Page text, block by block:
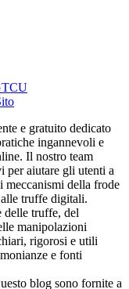
e gratuito dedicato
ingannevoli e
Il nostro team
per aiutare gli utenti a
meccanismi della frode
truffe digitali.
delle truffe, del
manipolazioni
rigorosi e utili
e fonti
blog sono fornite a